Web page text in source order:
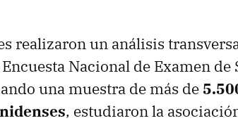
realizaron un análisis
Nacional de Examen
una muestra de más de
, estudiaron la